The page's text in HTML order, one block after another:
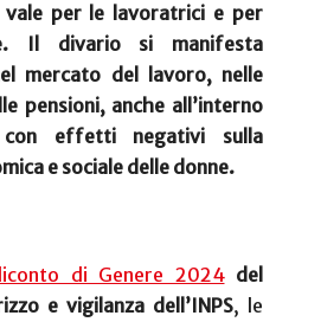
vale per le lavoratrici e per
Il divario si manifesta
mercato del lavoro, nelle
pensioni, anche all’interno
effetti negativi sulla
e sociale delle donne.
di Genere 2024del
e vigilanza dell’INPS, le